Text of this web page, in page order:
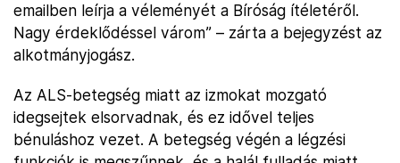
emailben leírja a véleményét a Bíróság ítéletéről.
Nagy érdeklődéssel várom” – zárta a bejegyzést az
alkotmányjogász.
Az ALS-betegség miatt az izmokat mozgató
idegsejtek elsorvadnak, és ez idővel teljes
bénuláshoz vezet. A betegség végén a légzési